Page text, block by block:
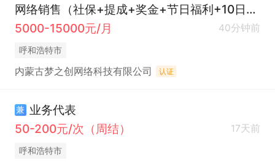
网络销售（社保+提成+奖金+节日福利+10日发薪）
5000-15000元/月
40分钟前
呼和浩特市
内蒙古梦之创网络科技有限公司 认证
兼 业务代表
50-200元/次（周结）
17天前
呼和浩特市